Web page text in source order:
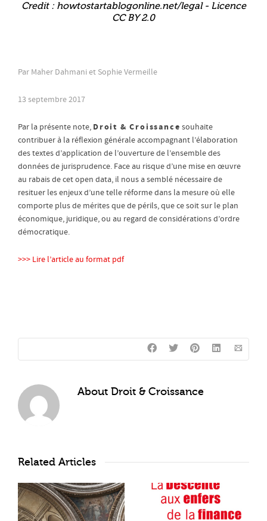
Credit : howtostartablogonline.net/legal - Licence
CC BY 2.0
Par Maher Dahmani et Sophie Vermeille
13 septembre 2017
Par la présente note, Droit & Croissance souhaite
contribuer à la réflexion générale accompagnant l’élaboration
des textes d’application de l’ouverture de l’ensemble des
données de jurisprudence. Face au risque d’une mise en œuvre
au rabais de cet open data, il nous a semblé nécessaire de
resituer les enjeux d’une telle réforme dans la mesure où elle
comporte plus de mérites que de périls, que ce soit sur le plan
économique, juridique, ou au regard de considérations d’ordre
démocratique.
>>> Lire l’article au format pdf
About Droit & Croissance
Related Articles